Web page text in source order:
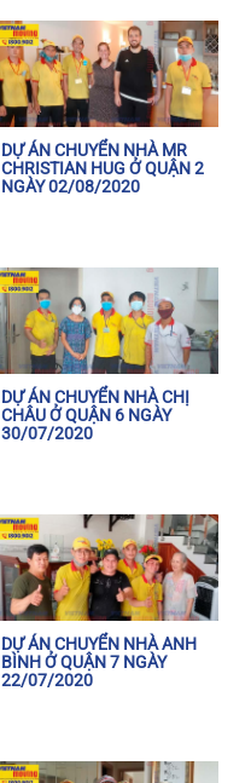
DỰ ÁN CHUYỂN NHÀ MR
CHRISTIAN HUG Ở QUẬN 2
NGÀY 02/08/2020
DỰ ÁN CHUYỂN NHÀ CHỊ
CHÂU Ở QUẬN 6 NGÀY
30/07/2020
DỰ ÁN CHUYỂN NHÀ ANH
BÌNH Ở QUẬN 7 NGÀY
22/07/2020